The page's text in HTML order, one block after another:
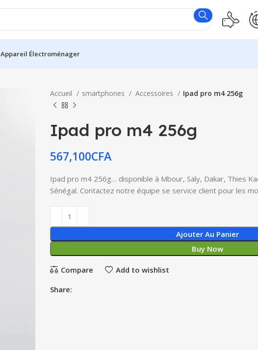
Appareil Électroménager
Accueil smartphones Accessoires Ipad pro m4 256g
Ipad pro m4 256g
567,100CFA
Ipad pro m4 256g… disponible à Mbour, Saly, Dakar, Thies
Sénégal. Contactez notre équipe se service client pour les
Ajouter Au Panier
Buy Now
Compare Add to wishlist
Share: